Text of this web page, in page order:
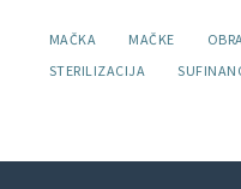
Oznake:
MAČKA MAČKE
STERILIZACIJA